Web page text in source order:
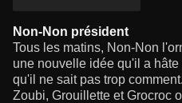
Non-Non président
Tous les matins, Non-Non
une nouvelle idée qu'il a
qu'il ne sait pas trop
Zoubi, Grouillette et Grocroc